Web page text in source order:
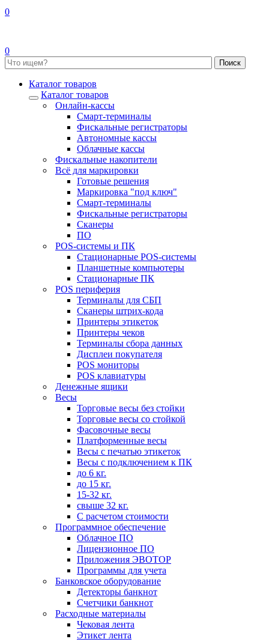
0
0
Каталог товаров
Каталог товаров
Онлайн-кассы
Смарт-терминалы
Фискальные регистраторы
Автономные кассы
Облачные кассы
Фискальные накопители
Всё для маркировки
Готовые решения
Маркировка "под ключ"
Смарт-терминалы
Фискальные регистраторы
Сканеры
ПО
POS-системы и ПК
Стационарные POS-системы
Планшетные компьютеры
Стационарные ПК
POS периферия
Терминалы для СБП
Сканеры штрих-кода
Принтеры этикеток
Принтеры чеков
Терминалы сбора данных
Дисплеи покупателя
POS мониторы
POS клавиатуры
Денежные ящики
Весы
Торговые весы без стойки
Торговые весы со стойкой
Фасовочные весы
Платформенные весы
Весы с печатью этикеток
Весы с подключением к ПК
до 6 кг.
до 15 кг.
15-32 кг.
свыше 32 кг.
С расчетом стоимости
Программное обеспечение
Облачное ПО
Лицензионное ПО
Приложения ЭВОТОР
Программы для учета
Банковское оборудование
Детекторы банкнот
Счетчики банкнот
Расходные материалы
Чековая лента
Этикет лента